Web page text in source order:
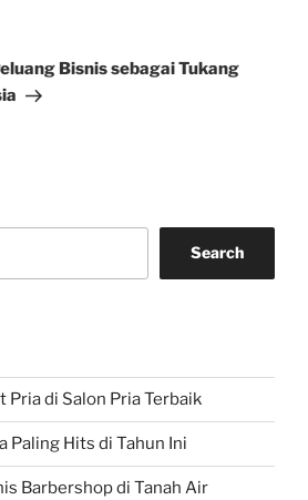
Bisnis sebagai Tukang
Search
Pria di Salon Pria Terbaik
Paling Hits di Tahun Ini
Barbershop di Tanah Air